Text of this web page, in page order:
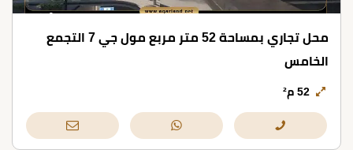
محل تجاري بمساحة 52 متر مربع مول جي 7 التجمع
الخامس
52 م²